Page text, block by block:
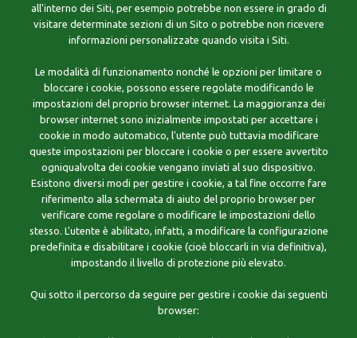
all'interno dei Siti, per esempio potrebbe non essere in grado di
visitare determinate sezioni di un Sito o potrebbe non ricevere
informazioni personalizzate quando visita i Siti.
Le modalità di funzionamento nonché le opzioni per limitare o
bloccare i cookie, possono essere regolate modificando le
impostazioni del proprio browser internet. La maggioranza dei
browser internet sono inizialmente impostati per accettare i
cookie in modo automatico, l'utente può tuttavia modificare
queste impostazioni per bloccare i cookie o per essere avvertito
ogniqualvolta dei cookie vengano inviati al suo dispositivo.
Esistono diversi modi per gestire i cookie, a tal fine occorre fare
riferimento alla schermata di aiuto del proprio browser per
verificare come regolare o modificare le impostazioni dello
stesso. L'utente è abilitato, infatti, a modificare la configurazione
predefinita e disabilitare i cookie (cioè bloccarli in via definitiva),
impostando il livello di protezione più elevato.
Qui sotto il percorso da seguire per gestire i cookie dai seguenti
browser: